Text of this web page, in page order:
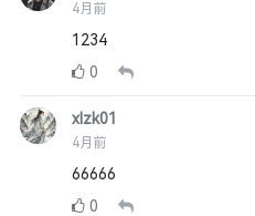
4月前
1234
0
xlzk01
4月前
66666
0